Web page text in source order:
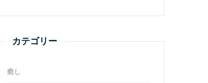
カテゴリー
癒し